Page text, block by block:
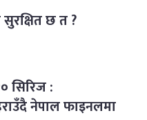
छ त ?
सिरिज :
नेपाल फाइनलमा